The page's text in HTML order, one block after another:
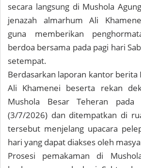
secara langsung di Mushola
jenazah almarhum Ali
guna memberikan
berdoa bersama pada pagi hari
setempat.
Berdasarkan laporan kantor berita
Ali Khamenei beserta rekan
Mushola Besar Teheran
(3/7/2026) dan ditempatkan di
tersebut menjelang upacara
hari yang dapat diakses oleh
Prosesi pemakaman di